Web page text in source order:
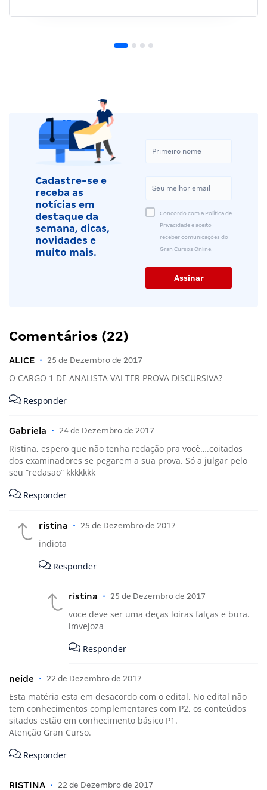
Cadastre-se e
receba as
notícias em
destaque da
semana, dicas,
novidades e
muito mais.
Concordo com a Política de
Privacidade e aceito
receber comunicações do
Gran Cursos Online.
Comentários (22)
ALICE • 25 de Dezembro de 2017
O CARGO 1 DE ANALISTA VAI TER PROVA DISCURSIVA?
Responder
Gabriela • 24 de Dezembro de 2017
Ristina, espero que não tenha redação pra você….coitados
dos examinadores se pegarem a sua prova. Só a julgar pelo
seu “redasao” kkkkkkk
Responder
ristina • 25 de Dezembro de 2017
indiota
Responder
ristina • 25 de Dezembro de 2017
voce deve ser uma deças loiras falças e bura.
imvejoza
Responder
neide • 22 de Dezembro de 2017
Esta matéria esta em desacordo com o edital. No edital não
tem conhecimentos complementares com P2, os conteúdos
sitados estão em conhecimento básico P1.
Atenção Gran Curso.
Responder
RISTINA • 22 de Dezembro de 2017